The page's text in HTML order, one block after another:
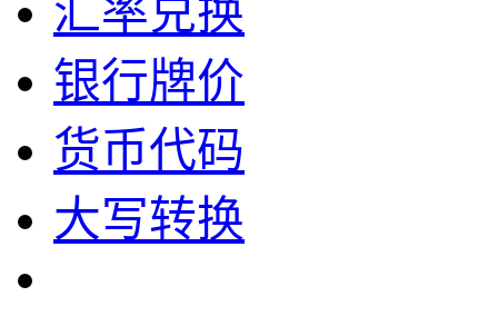
汇率兑换
银行牌价
货币代码
大写转换